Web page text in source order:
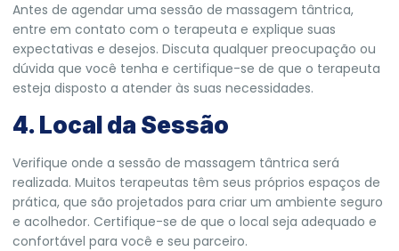
Antes de agendar uma sessão de massagem tântrica,
entre em contato com o terapeuta e explique suas
expectativas e desejos. Discuta qualquer preocupação ou
dúvida que você tenha e certifique-se de que o terapeuta
esteja disposto a atender às suas necessidades.
4. Local da Sessão
Verifique onde a sessão de massagem tântrica será
realizada. Muitos terapeutas têm seus próprios espaços de
prática, que são projetados para criar um ambiente seguro
e acolhedor. Certifique-se de que o local seja adequado e
confortável para você e seu parceiro.